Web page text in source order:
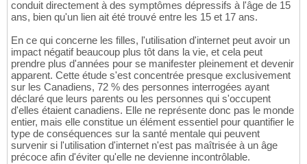
conduit directement à des symptômes dépressifs à l'âge de 15
ans, bien qu'un lien ait été trouvé entre les 15 et 17 ans.
En ce qui concerne les filles, l'utilisation d'internet peut avoir un
impact négatif beaucoup plus tôt dans la vie, et cela peut
prendre plus d'années pour se manifester pleinement et devenir
apparent. Cette étude s'est concentrée presque exclusivement
sur les Canadiens, 72 % des personnes interrogées ayant
déclaré que leurs parents ou les personnes qui s'occupent
d'elles étaient canadiens. Elle ne représente donc pas le monde
entier, mais elle constitue un élément essentiel pour quantifier le
type de conséquences sur la santé mentale qui peuvent
survenir si l'utilisation d'internet n'est pas maîtrisée à un âge
précoce afin d'éviter qu'elle ne devienne incontrôlable.